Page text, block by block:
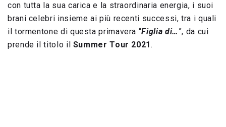
con tutta la sua carica e la straordinaria energia, i suoi
brani celebri insieme ai più recenti successi, tra i quali
il tormentone di questa primavera “Figlia di… ”, da cui
prende il titolo il Summer Tour 2021.